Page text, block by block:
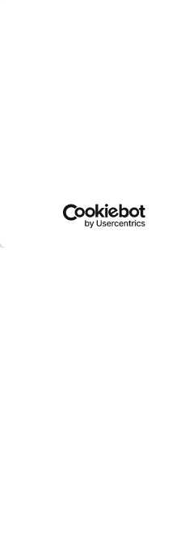
ARE YOU A TOUR
CONTACTED TO